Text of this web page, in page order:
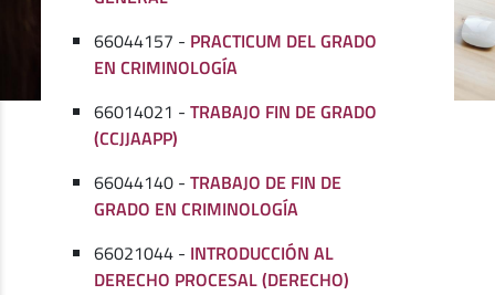
66044157 - PRACTICUM DEL GRADO
EN CRIMINOLOGÍA
66014021 -TRABAJO FIN DE GRADO
(CCJJAAPP)
66044140 -TRABAJO DE FIN DE
GRADO EN CRIMINOLOGÍA
66021044 - INTRODUCCIÓN AL
DERECHO PROCESAL (DERECHO)